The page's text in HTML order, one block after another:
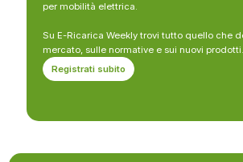
per mobilità elettrica.
Su E-Ricarica Weekly trovi tutto quello che
mercato, sulle normative e sui nuovi prodotti.
Registrati subito